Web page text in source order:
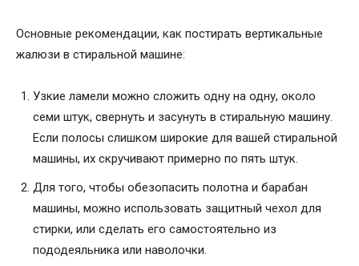
Основные рекомендации, как постирать вертикальные
жалюзи в стиральной машине:
Узкие ламели можно сложить одну на одну, около
семи штук, свернуть и засунуть в стиральную машину.
Если полосы слишком широкие для вашей стиральной
машины, их скручивают примерно по пять штук.
Для того, чтобы обезопасить полотна и барабан
машины, можно использовать защитный чехол для
стирки, или сделать его самостоятельно из
пододеяльника или наволочки.